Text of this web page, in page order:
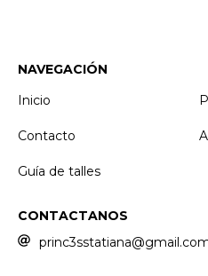
NAVEGACIÓN
Inicio
Contacto
Guía de talles
CONTACTANOS